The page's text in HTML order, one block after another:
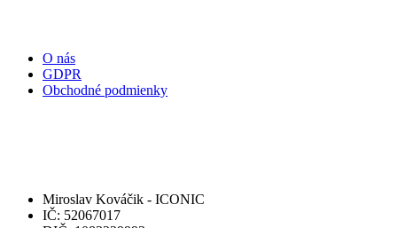
O nás
GDPR
Obchodné podmienky
Miroslav Kováčik - ICONIC
IČ: 52067017